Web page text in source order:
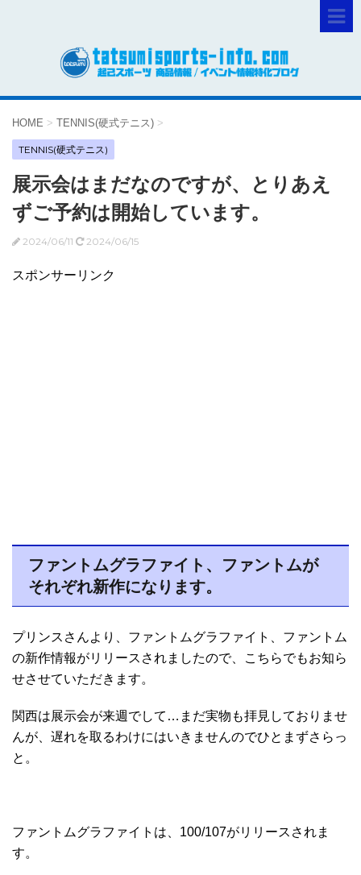
HOME > TENNIS(硬式テニス) >
TENNIS(硬式テニス)
展示会はまだなのですが、とりあえ
ずご予約は開始しています。
2024/06/11 2024/06/15
スポンサーリンク
ファントムグラファイト、ファントムが
それぞれ新作になります。
プリンスさんより、ファントムグラファイト、ファントム
の新作情報がリリースされましたので、こちらでもお知ら
せさせていただきます。
関西は展示会が来週でして…まだ実物も拝見しておりませ
んが、遅れを取るわけにはいきませんのでひとまずさらっ
と。
ファントムグラファイトは、100/107がリリースされま
す。